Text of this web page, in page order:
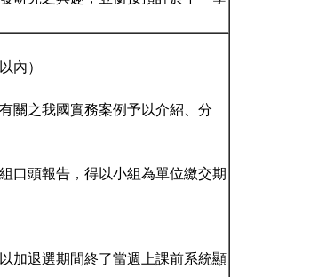
內）
關之我國實務案例予以介紹、分
口頭報告，得以小組為單位繳交期
加退選期間終了當週上課前系統顯